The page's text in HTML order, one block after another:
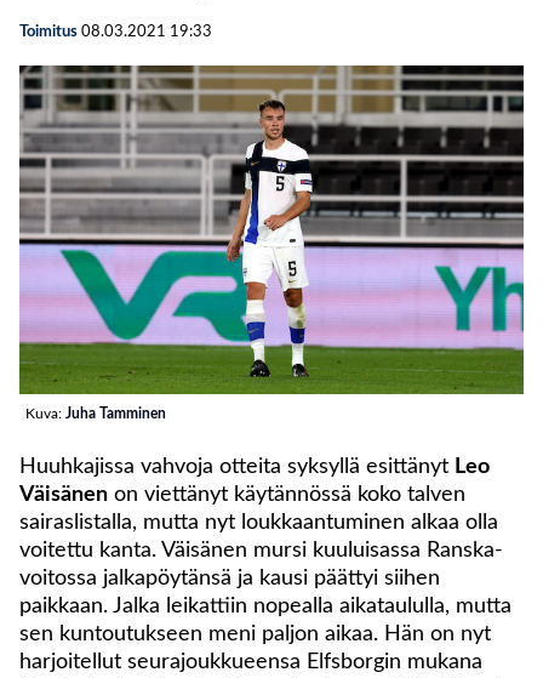
Toimitus 08.03.2021 19:33
Kuva: Juha Tamminen
Huuhkajissa vahvoja otteita syksyllä esittänyt Leo
Väisänen on viettänyt käytännössä koko talven
sairaslistalla, mutta nyt loukkaantuminen alkaa olla
voitettu kanta. Väisänen mursi kuuluisassa Ranska-
voitossa jalkapöytänsä ja kausi päättyi siihen
paikkaan. Jalka leikattiin nopealla aikataululla, mutta
sen kuntoutukseen meni paljon aikaa. Hän on nyt
harjoitellut seurajoukkueensa Elfsborgin mukana